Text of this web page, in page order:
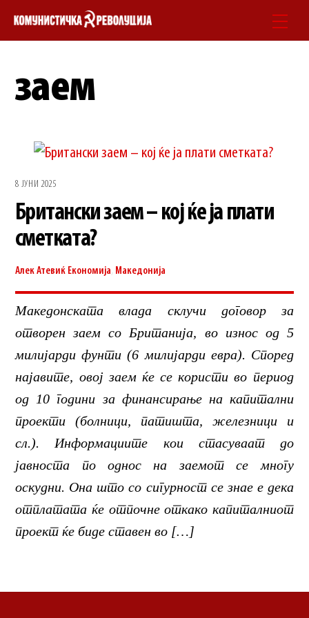
Skip
заем
8 ЈУНИ 2025
Британски заем – кој ќе ја плати
сметката?
Алек Атевиќ Економија Македонија
Македонската влада склучи договор за
отворен заем со Британија, во износ од 5
милијарди фунти (6 милијарди евра). Според
најавите, овој заем ќе се користи во период
од 10 години за финансирање на капитални
проекти (болници, патишта, железници и
сл.). Информациите кои стасуваат до
јавноста по однос на заемот се многу
оскудни. Она што со сигурност се знае е дека
отплатата ќе отпочне откако капиталниот
проект ќе биде ставен во […]